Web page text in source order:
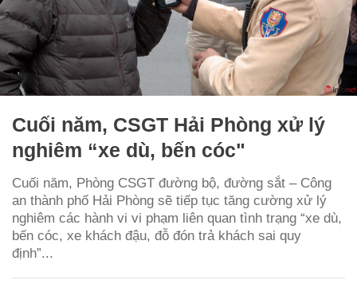
Cuối năm, CSGT Hải Phòng xử lý
nghiêm “xe dù, bến cóc"
Cuối năm, Phòng CSGT đường bộ, đường sắt – Công
an thành phố Hải Phòng sẽ tiếp tục tăng cường xử lý
nghiêm các hành vi vi phạm liên quan tình trạng “xe dù,
bến cóc, xe khách đậu, đỗ đón trả khách sai quy
định”...